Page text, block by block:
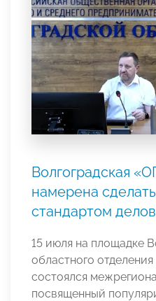
Волгоградская
намерена
стандартом
15 июля на площадке
областного
состоялся
посвященный